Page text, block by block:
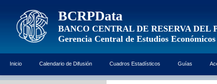
BCRPData
BANCO CENTRAL DE RESERVA DEL
Gerencia Central de Estudios Económicos
Inicio Calendario de Difusión Cuadros Estadísticos Guías